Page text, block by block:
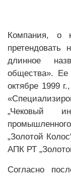
Компания, о
длинное
общества». Ее
октябре 1999
„Чековый
„Золотой
АПК РТ
Согласно